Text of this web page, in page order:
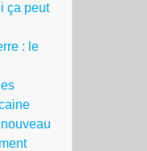
ça peut
: le